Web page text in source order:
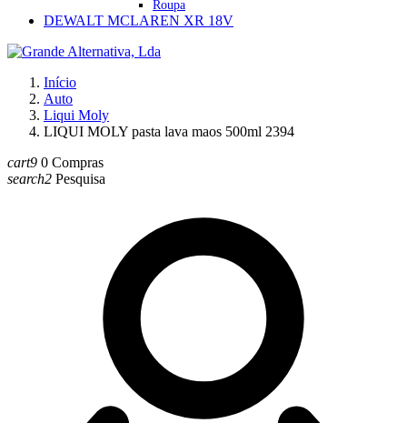
Roupa
DEWALT MCLAREN XR 18V
Início
Auto
Liqui Moly
LIQUI MOLY pasta lava maos 500ml 2394
cart9 0 Compras
search2 Pesquisa